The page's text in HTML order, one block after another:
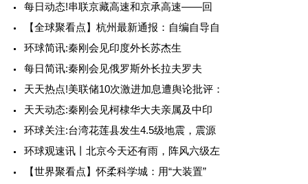
每日动态!串联京藏高速和京承高速——回
【全球聚看点】杭州最新通报：自编自导自
环球简讯:秦刚会见印度外长苏杰生
每日简讯:秦刚会见俄罗斯外长拉夫罗夫
天天热点!美联储10次激进加息遭舆论批评：
天天动态:秦刚会见柯棣华大夫亲属及中印
环球关注:台湾花莲县发生4.5级地震，震源
环球观速讯丨北京今天还有雨，阵风六级左
【世界聚看点】怀柔科学城：用“大装置”